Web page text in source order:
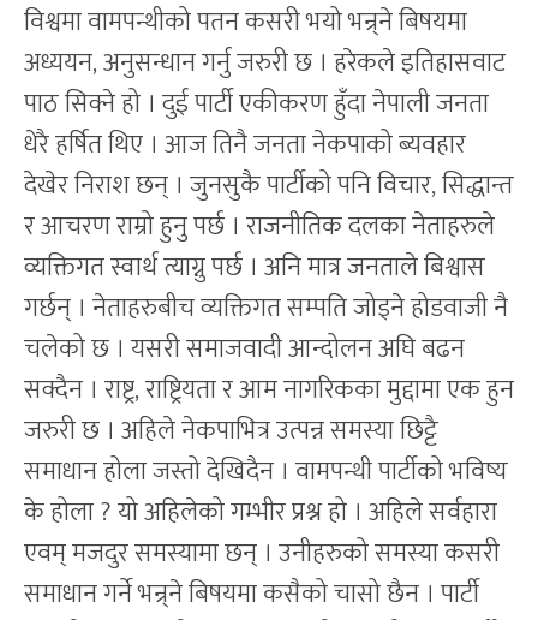
विश्वमा वामपन्थीको पतन कसरी भयो भन्र्ने बिषयमा
अध्ययन, अनुसन्धान गर्नु जरुरी छ । हरेकले इतिहासवाट
पाठ सिक्ने हो । दुई पार्टी एकीकरण हुँदा नेपाली जनता
धेरै हर्षित थिए । आज तिनै जनता नेकपाको ब्यवहार
देखेर निराश छन् । जुनसुकै पार्टीको पनि विचार, सिद्धान्त
र आचरण राम्रो हुनु पर्छ । राजनीतिक दलका नेताहरुले
व्यक्तिगत स्वार्थ त्याग्नु पर्छ । अनि मात्र जनताले बिश्वास
गर्छन् । नेताहरुबीच व्यक्तिगत सम्पति जोड्ने होडवाजी नै
चलेको छ । यसरी समाजवादी आन्दोलन अघि बढन
सक्दैन । राष्ट्र, राष्ट्रियता र आम नागरिकका मुद्दामा एक हुन
जरुरी छ । अहिले नेकपाभित्र उत्पन्न समस्या छिट्टै
समाधान होला जस्तो देखिदैन । वामपन्थी पार्टीको भविष्य
के होला ? यो अहिलेको गम्भीर प्रश्न हो । अहिले सर्वहारा
एवम् मजदुर समस्यामा छन् । उनीहरुको समस्या कसरी
समाधान गर्ने भन्र्ने बिषयमा कसैको चासो छैन । पार्टी